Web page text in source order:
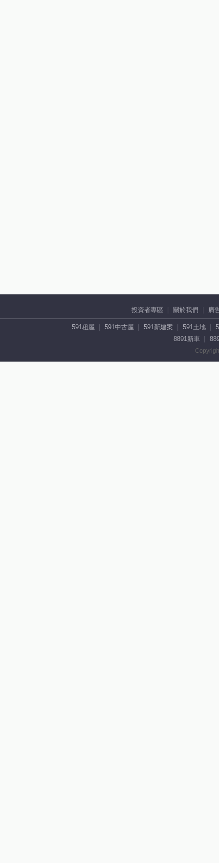
投資者專區 關於我們 廣
591租屋 591中古屋 591新建案 591土地
8891新車